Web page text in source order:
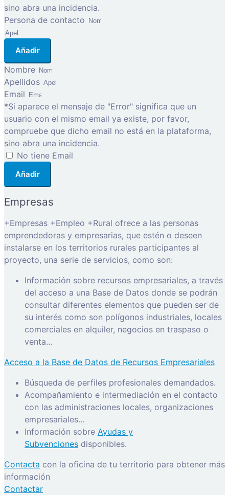
sino abra una incidencia.
Persona de contacto
Añadir
Nombre
Apellidos
Email
*Si aparece el mensaje de "Error" significa que un
usuario con el mismo email ya existe, por favor,
compruebe que dicho email no está en la plataforma,
sino abra una incidencia.
No tiene Email
Añadir
Empresas
+Empresas +Empleo +Rural ofrece a las personas
emprendedoras y empresarias, que estén o deseen
instalarse en los territorios rurales participantes al
proyecto, una serie de servicios, como son:
Información sobre recursos empresariales, a través
del acceso a una Base de Datos donde se podrán
consultar diferentes elementos que pueden ser de
su interés como son polígonos industriales, locales
comerciales en alquiler, negocios en traspaso o
venta…
Acceso a la Base de Datos de Recursos Empresariales
Búsqueda de perfiles profesionales demandados.
Acompañamiento e intermediación en el contacto
con las administraciones locales, organizaciones
empresariales…
Información sobre Ayudas y
Subvenciones disponibles.
Contacta con la oficina de tu territorio para obtener más
información
Contactar